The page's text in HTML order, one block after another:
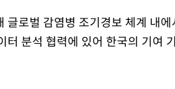
로벌 감염병 조기경보 체계 내
분석 협력에 있어 한국의 기여